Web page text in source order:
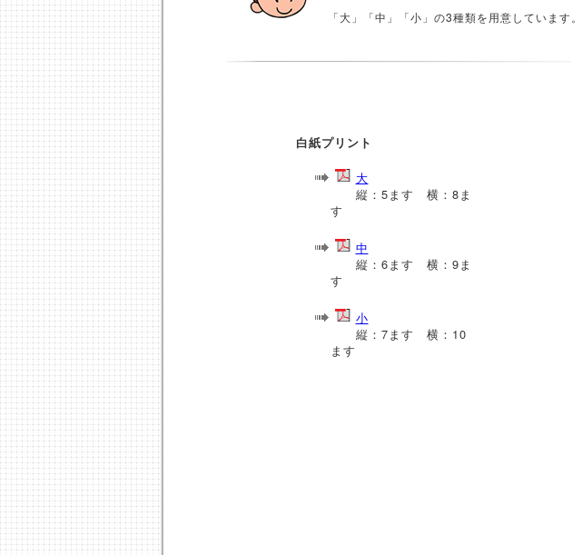
「大」「中」「小」の3種類を用意しています。
白紙プリント
大
縦：5ます 横：8ま
す
中
縦：6ます 横：9ま
す
小
縦：7ます 横：10
ます